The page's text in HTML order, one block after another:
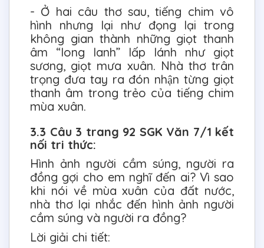
- Ở hai câu thơ sau, tiếng chim vô
hình nhưng lại như đọng lại trong
không gian thành những giọt thanh
âm “long lanh” lấp lánh như giọt
sương, giọt mưa xuân. Nhà thơ trân
trọng đưa tay ra đón nhận từng giọt
thanh âm trong trẻo của tiếng chim
mùa xuân.
3.3 Câu 3 trang 92 SGK Văn 7/1 kết
nối tri thức:
Hình ảnh người cầm súng, người ra
đồng gợi cho em nghĩ đến ai? Vì sao
khi nói về mùa xuân của đất nước,
nhà thơ lại nhắc đến hình ảnh người
cầm súng và người ra đồng?
Lời giải chi tiết: